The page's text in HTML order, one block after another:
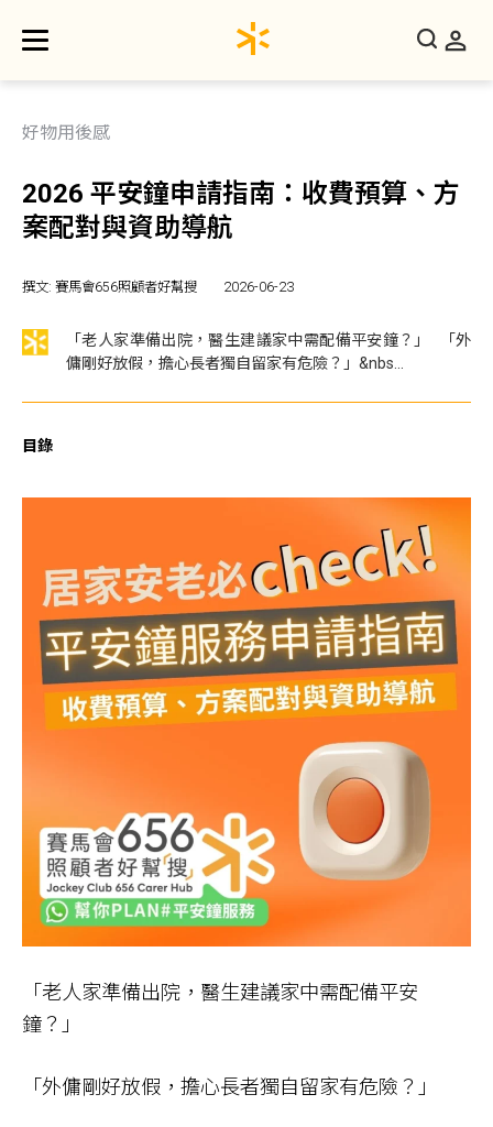
好物用後感
2026 平安鐘申請指南：收費預算、方
案配對與資助導航
撰文: 賽馬會656照顧者好幫搜 2026-06-23
「老人家準備出院，醫生建議家中需配備平安鐘？」 「外
傭剛好放假，擔心長者獨自留家有危險？」&nbs...
目錄
「老人家準備出院，醫生建議家中需配備平安
鐘？」
「外傭剛好放假，擔心長者獨自留家有危險？」